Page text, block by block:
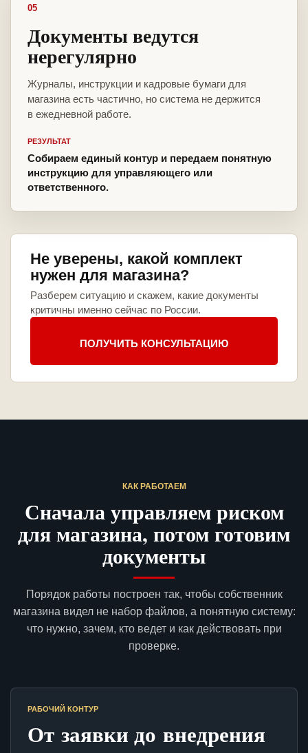
05
Документы ведутся
нерегулярно
Журналы, инструкции и кадровые бумаги для
магазина есть частично, но система не держится
в ежедневной работе.
РЕЗУЛЬТАТ
Собираем единый контур и передаем понятную
инструкцию для управляющего или
ответственного.
Не уверены, какой комплект
нужен для магазина?
Разберем ситуацию и скажем, какие документы
критичны именно сейчас по России.
ПОЛУЧИТЬ КОНСУЛЬТАЦИЮ
КАК РАБОТАЕМ
Сначала управляем риском
для магазина, потом готовим
документы
Порядок работы построен так, чтобы собственник
магазина видел не набор файлов, а понятную систему:
что нужно, зачем, кто ведет и как действовать при
проверке.
РАБОЧИЙ КОНТУР
От заявки до внедрения